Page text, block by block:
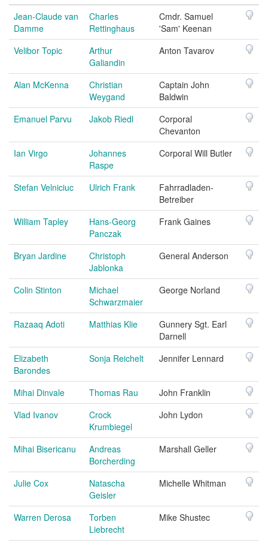
Jean-Claude van
Damme
Charles
Rettinghaus
Cmdr. Samuel
'Sam' Keenan
Velibor Topic
Arthur
Galiandin
Anton Tavarov
Alan McKenna
Christian
Weygand
Captain John
Baldwin
Emanuel Parvu
Jakob Riedl
Corporal
Chevanton
Ian Virgo
Johannes
Raspe
Corporal Will Butler
Stefan Velniciuc Ulrich Frank
Fahrradladen-
Betreiber
William Tapley
Hans-Georg
Panczak
Frank Gaines
Bryan Jardine
Christoph
Jablonka
General Anderson
Colin Stinton
Michael
Schwarzmaier
George Norland
Razaaq Adoti Matthias Klie
Gunnery Sgt. Earl
Darnell
Elizabeth
Barondes
Sonja Reichelt Jennifer Lennard
Mihai Dinvale Thomas Rau
John Franklin
Vlad Ivanov
Crock
Krumbiegel
John Lydon
Mihai Bisericanu
Andreas
Borcherding
Marshall Geller
Julie Cox
Natascha
Geisler
Michelle Whitman
Warren Derosa
Torben
Liebrecht
Mike Shustec